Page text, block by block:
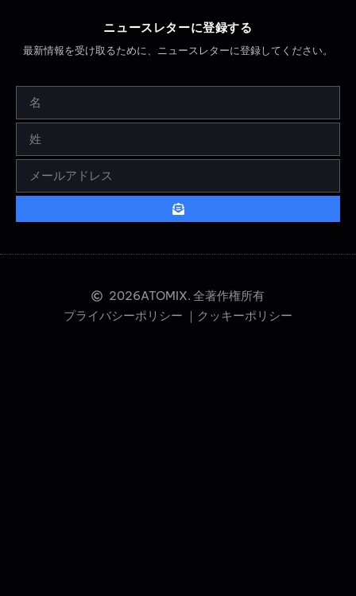
ニュースレターに登録する
最新情報を受け取るために、ニュースレターに登録してください。
2026ATOMIX. 全著作権所有
プライバシーポリシー ｜ クッキーポリシー